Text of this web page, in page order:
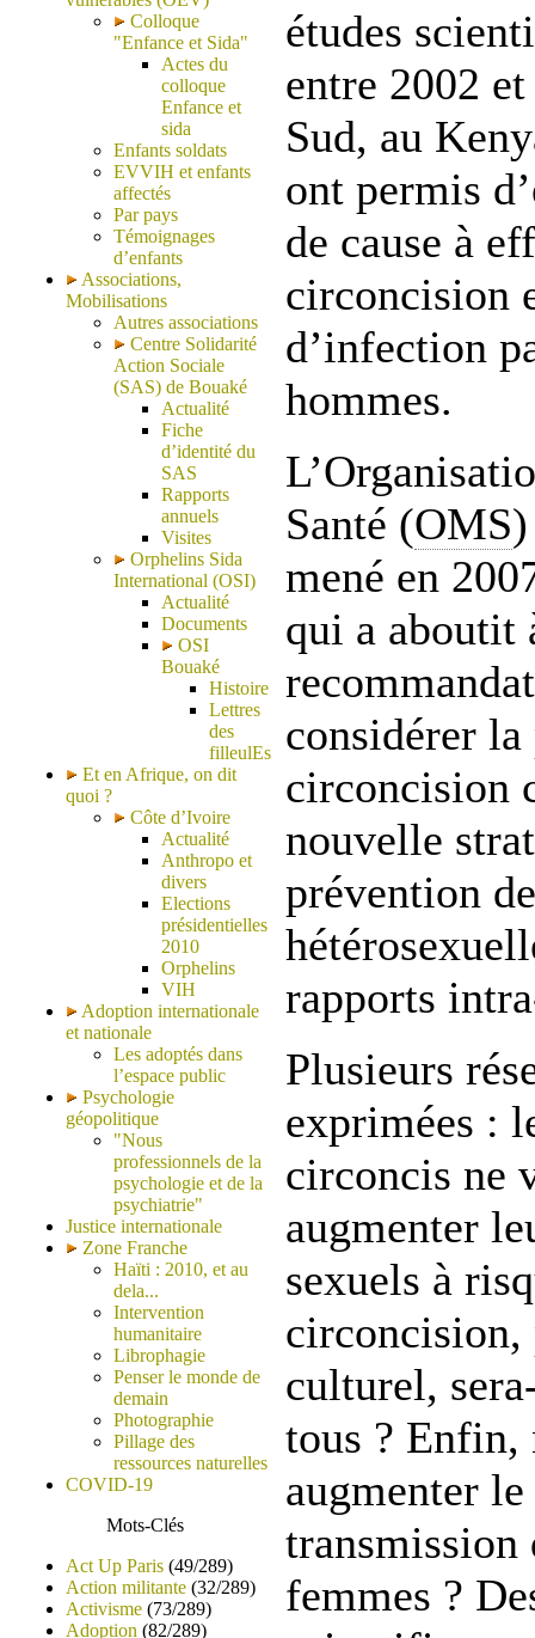
Colloque
"Enfance et Sida"
Actes du
colloque
Enfance et
sida
Enfants soldats
EVVIH et enfants
affectés
Par pays
Témoignages
d’enfants
Associations,
Mobilisations
Autres associations
Centre Solidarité
Action Sociale
(SAS) de Bouaké
Actualité
Fiche
d’identité du
SAS
Rapports
annuels
Visites
Orphelins Sida
International (OSI)
Actualité
Documents
OSI
Bouaké
Histoire
Lettres
des
filleulEs
Et en Afrique, on dit
quoi ?
Côte d’Ivoire
Actualité
Anthropo et
divers
Elections
présidentielles
2010
Orphelins
VIH
Adoption internationale
et nationale
Les adoptés dans
l’espace public
Psychologie
géopolitique
"Nous
professionnels de la
psychologie et de la
psychiatrie"
Justice internationale
Zone Franche
Haïti : 2010, et au
dela...
Intervention
humanitaire
Librophagie
Penser le monde de
demain
Photographie
Pillage des
ressources naturelles
COVID-19
Mots-Clés
Act Up Paris (49/289)
Action militante (32/289)
Activisme (73/289)
Adoption (82/289)
études
entre 2002
Sud, au
ont permis
de cause à
circoncision
d’infection
hommes.
Santé (OMS
mené en
qui a aboutit
considérer
circoncision
nouvelle
prévention
rapports
Plusieurs
exprimées :
circoncis ne
augmenter
sexuels à
circoncision,
culturel,
tous ? Enfin,
augmenter
femmes ?